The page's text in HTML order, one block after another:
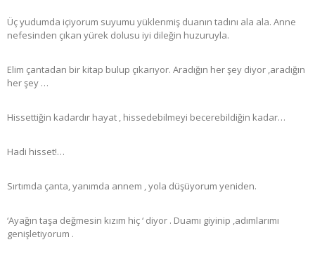
Üç yudumda içiyorum suyumu yüklenmiş duanın tadını ala ala. Anne
nefesinden çıkan yürek dolusu iyi dileğin huzuruyla.
Elim çantadan bir kitap bulup çıkarıyor. Aradığın her şey diyor ,aradığın
her şey …
Hissettiğin kadardır hayat , hissedebilmeyi becerebildiğin kadar…
Hadi hisset!…
Sırtımda çanta, yanımda annem , yola düşüyorum yeniden.
‘Ayağın taşa değmesin kızım hiç ‘ diyor . Duamı giyinip ,adımlarımı
genişletiyorum .